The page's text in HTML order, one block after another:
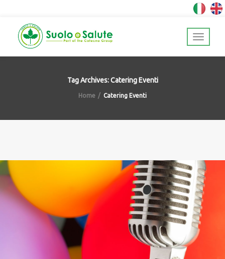
Tag Archives: Catering Eventi
Home Catering Eventi